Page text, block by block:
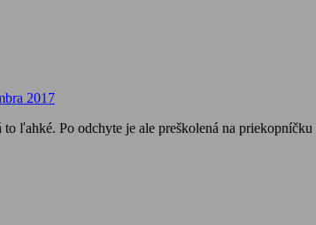
2017
ľahké. Po odchyte je ale preškolená na